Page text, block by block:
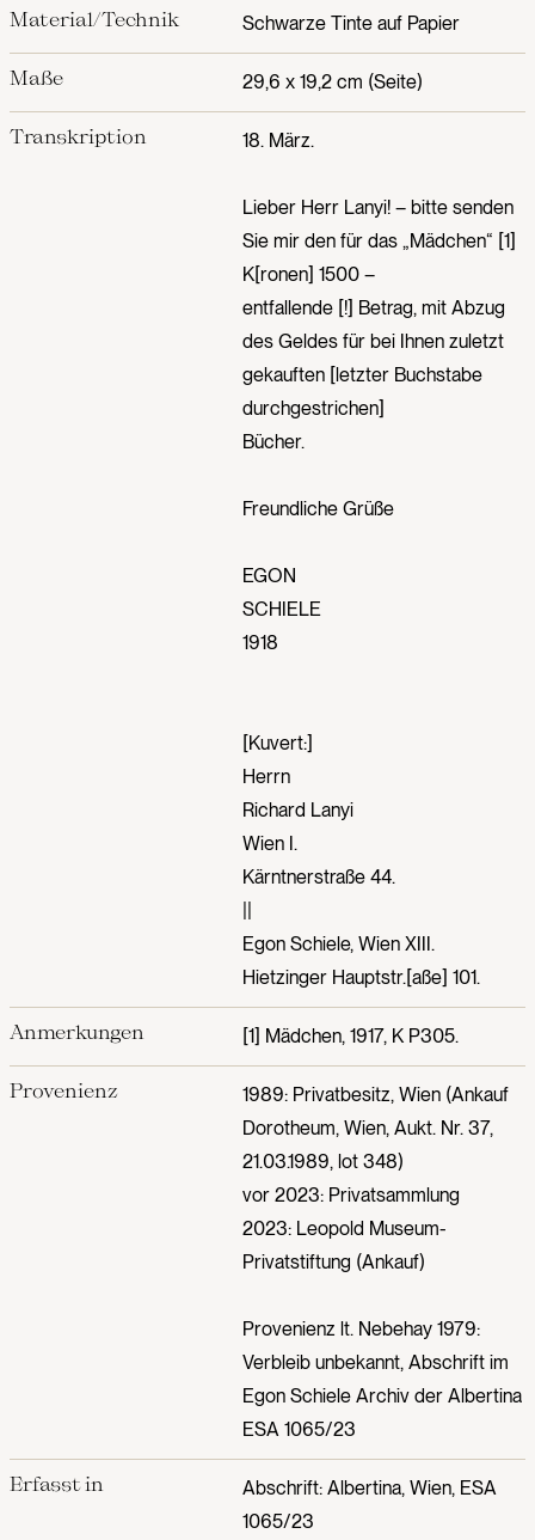
Material/Technik Schwarze Tinte auf Papier
Maße 29,6 x 19,2 cm (Seite)
Transkription 18. März.
Lieber Herr Lanyi! – bitte senden
Sie mir den für das „Mädchen“ [1]
K[ronen] 1500 –
entfallende [!] Betrag, mit Abzug
des Geldes für bei Ihnen zuletzt
gekauften [letzter Buchstabe
durchgestrichen]
Bücher.
Freundliche Grüße
EGON
SCHIELE
1918
[Kuvert:]
Herrn
Richard Lanyi
Wien I.
Kärntnerstraße 44.
Egon Schiele, Wien XIII.
Hietzinger Hauptstr.[aße] 101.
Anmerkungen [1] Mädchen, 1917, K P305.
Provenienz
1989: Privatbesitz, Wien (Ankauf
Dorotheum, Wien, Aukt. Nr. 37,
21.03.1989, lot 348)
vor 2023: Privatsammlung
2023: Leopold Museum-
Privatstiftung (Ankauf)
Provenienz lt. Nebehay 1979:
Verbleib unbekannt, Abschrift im
Egon Schiele Archiv der Albertina
ESA 1065/23
Erfasst in
Abschrift: Albertina, Wien, ESA
1065/23